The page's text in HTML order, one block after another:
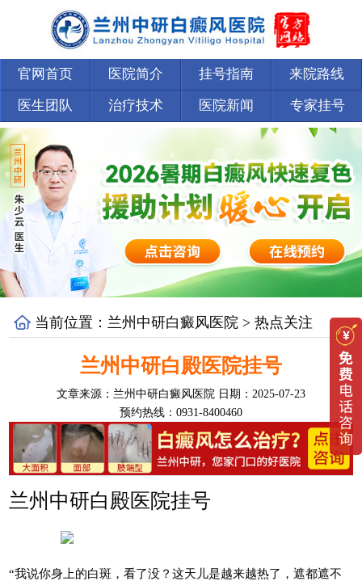
官网首页 医院简介 挂号指南 来院路线
医生团队 治疗技术 医院新闻 专家挂号
当前位置： 兰州中研白癜风医院 >热点关注
兰州中研白殿医院挂号
文章来源： 兰州中研白癜风医院 日期：2025-07-23
预约热线：0931-8400460
兰州中研白殿医院挂号
“我说你身上的白斑，看了没？这天儿是越来越热了，遮都遮不